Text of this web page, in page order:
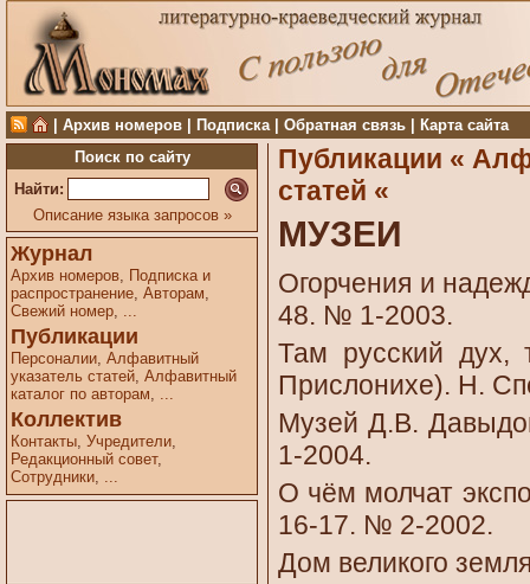
Архив номеров Подписка| Обратная связь
Карта сайта
Поиск по сайту
Найти:
Описание языка запросов »
Журнал
Архив номеров, Подписка и
распространение, Авторам,
Свежий номер, ...
Публикации
Персоналии, Алфавитный
указатель статей, Алфавитный
каталог по авторам, ...
Коллектив
Контакты, Учредители,
Редакционный совет,
Сотрудники, ...
Публикации «
статей «
МУЗЕИ
Огорчения и
48. № 1-2003.
Там русский
Прислонихе). Н.
Музей Д.В.
1-2004.
О чём молчат
16-17. № 2-2002.
Дом великого